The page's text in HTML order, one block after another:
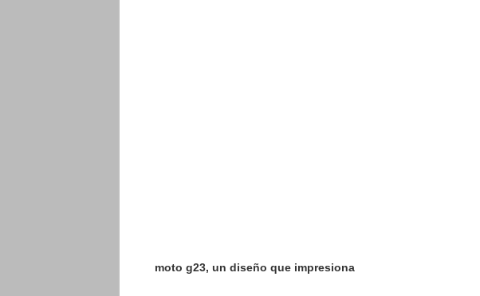
moto g23, un diseño que impresiona